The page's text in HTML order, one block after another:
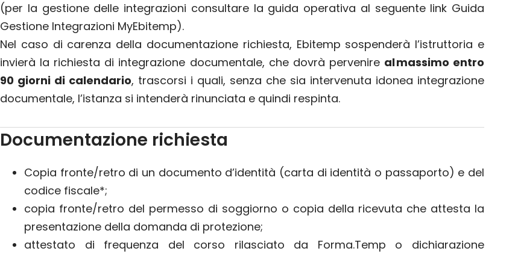
(per la gestione delle integrazioni consultare la guida operativa al seguentelink Guida
Gestione Integrazioni MyEbitemp).
Nel caso di carenza della documentazione richiesta, Ebitemp sospenderà l’istruttoria e
invierà la richiesta di integrazione documentale, che dovrà pervenire al massimo entro
90 giorni di calendario, trascorsi i quali, senza che sia intervenuta idonea integrazione
documentale, l’istanza si intenderà rinunciata e quindi respinta.
Documentazione richiesta
Copia fronte/retro di un documento d’identità (carta di identità o passaporto) e del
codice fiscale*;
copia fronte/retro del permesso di soggiorno o copia della ricevuta che attesta la
presentazione della domanda di protezione;
attestato di frequenza del corso rilasciato da Forma.Temp o dichiarazione